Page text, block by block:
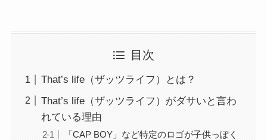
目次
That’s life（ザッツライフ）とは？
That’s life（ザッツライフ）がダサいと言わ
れている理由
「CAP BOY」など特定のロゴが子供っぽく